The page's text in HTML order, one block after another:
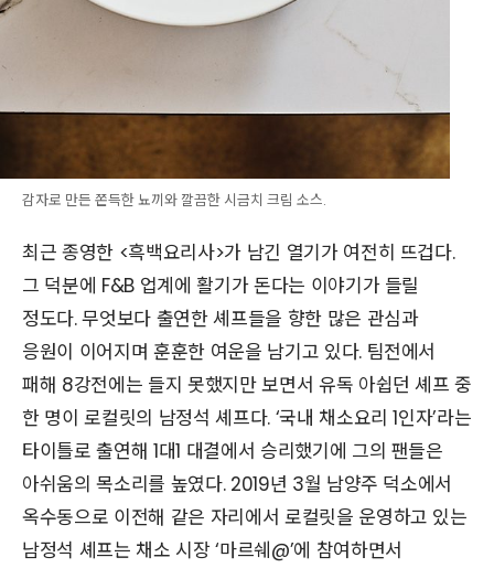
감자로 만든 쫀득한 뇨끼와 깔끔한 시금치 크림 소스.
최근 종영한 <흑백요리사>가 남긴 열기가 여전히 뜨겁다.
그 덕분에 F&B 업계에 활기가 돈다는 이야기가 들릴
정도다. 무엇보다 출연한 셰프들을 향한 많은 관심과
응원이 이어지며 훈훈한 여운을 남기고 있다. 팀전에서
패해 8강전에는 들지 못했지만 보면서 유독 아쉽던 셰프 중
한 명이 로컬릿의 남정석 셰프다. ‘국내 채소요리 1인자’라는
타이틀로 출연해 1대1 대결에서 승리했기에 그의 팬들은
아쉬움의 목소리를 높였다. 2019년 3월 남양주 덕소에서
옥수동으로 이전해 같은 자리에서 로컬릿을 운영하고 있는
남정석 셰프는 채소 시장 ‘마르쉐@’에 참여하면서